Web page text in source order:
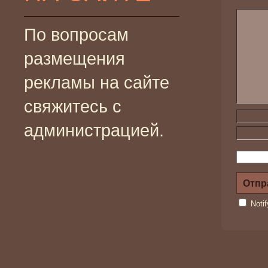
По вопросам
размещения
рекламы на сайте
свяжитесь с
администрацией.